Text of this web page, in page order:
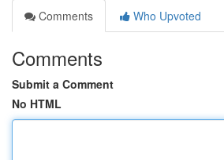
Comments
Who Upvoted
Comments
Submit a Comment
No HTML